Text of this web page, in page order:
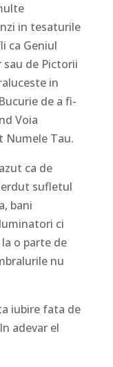
in tesaturile
ca Geniul
de Pictorii
in
de a fi-
Voia
Numele Tau.
ca de
sufletul
bani
ci
o parte de
nu
iubire fata de
adevar el